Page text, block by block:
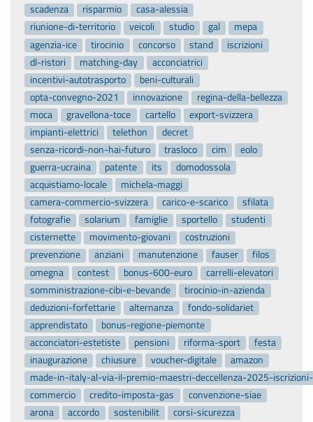
scadenza
risparmio
casa-alessia
riunione-di-territorio
veicoli studio gal
mepa
agenzia-ice
tirocinio concorso stand
iscrizioni
dl-ristori
matching-day
acconciatrici
incentivi-autotrasporto
beni-culturali
opta-convegno-2021
innovazione
regina-della-bellezza
moca
gravellona-toce cartello
export-svizzera
impianti-elettrici
telethon
decret
senza-ricordi-non-hai-futuro
trasloco cim
eolo
guerra-ucraina
patente its
domodossola
acquistiamo-locale
michela-maggi
camera-commercio-svizzera
carico-e-scarico
sfilata
fotografie
solarium famiglie sportello
studenti
cisternette
movimento-giovani
costruzioni
prevenzione
anziani manutenzione fauser
filos
omegna
contest bonus-600-euro
carrelli-elevatori
somministrazione-cibi-e-bevande
tirocinio-in-azienda
deduzioni-forfettarie
alternanza
fondo-solidariet
apprendistato
bonus-regione-piemonte
acconciatori-estetiste
pensioni riforma-sport
festa
inaugurazione
chiusure voucher-digitale
amazon
made-in-italy-al-via-il-premio-maestri-deccellenza-2025-
commercio
credito-imposta-gas
convenzione-siae
arona
accordo sostenibilit
corsi-sicurezza